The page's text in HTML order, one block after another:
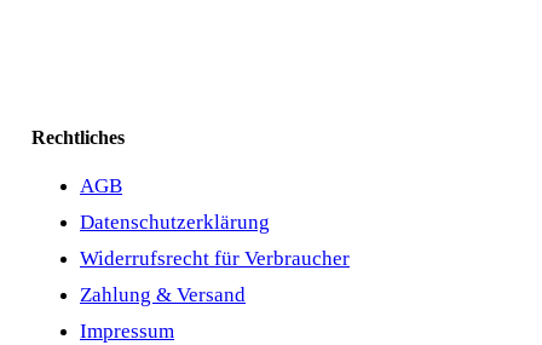
Rechtliches
AGB
Datenschutzerklärung
Widerrufsrecht für Verbraucher
Zahlung & Versand
Impressum